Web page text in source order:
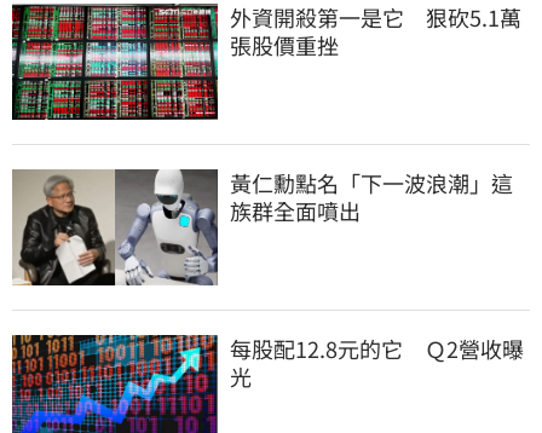
外資開殺第一是它　狠砍5.1萬
張股價重挫
黃仁勳點名「下一波浪潮」這
族群全面噴出
每股配12.8元的它　Ｑ2營收曝
光